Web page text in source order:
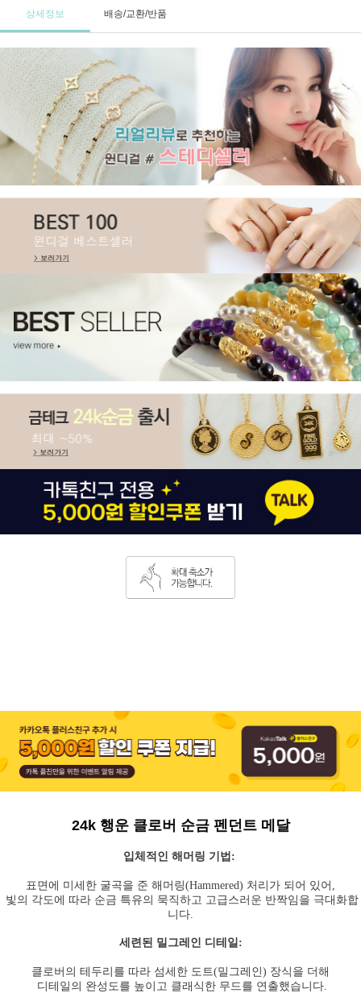
상세정보 배송/교환/반품
24k 행운 클로버 순금 펜던트 메달
입체적인 해머링 기법:
표면에 미세한 굴곡을 준 해머링(Hammered) 처리가 되어 있어,
빛의 각도에 따라 순금 특유의 묵직하고 고급스러운 반짝임을 극대화합
니다.
세련된 밀그레인 디테일:
클로버의 테두리를 따라 섬세한 도트(밀그레인) 장식을 더해
디테일의 완성도를 높이고 클래식한 무드를 연출했습니다.